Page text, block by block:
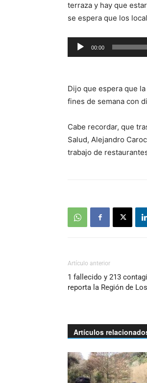
terraza y hay que
se espera que los
Reproductor
de
00:00
Dijo que espera que
fines de semana con
Cabe recordar, que
Salud, Alejandro
trabajo de
Artículo anterior
1 fallecido y 213
reporta la Región de
Artículos